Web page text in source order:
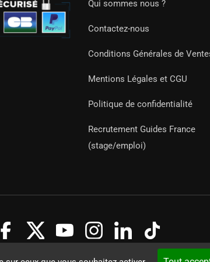
Qui sommes nous ?
Contactez-nous
Conditions Générales de
Mentions Légales et CGU
Politique de confidentialité
Recrutement Guides France
(stage/emploi)
droits réservés.Développement web sur mesure